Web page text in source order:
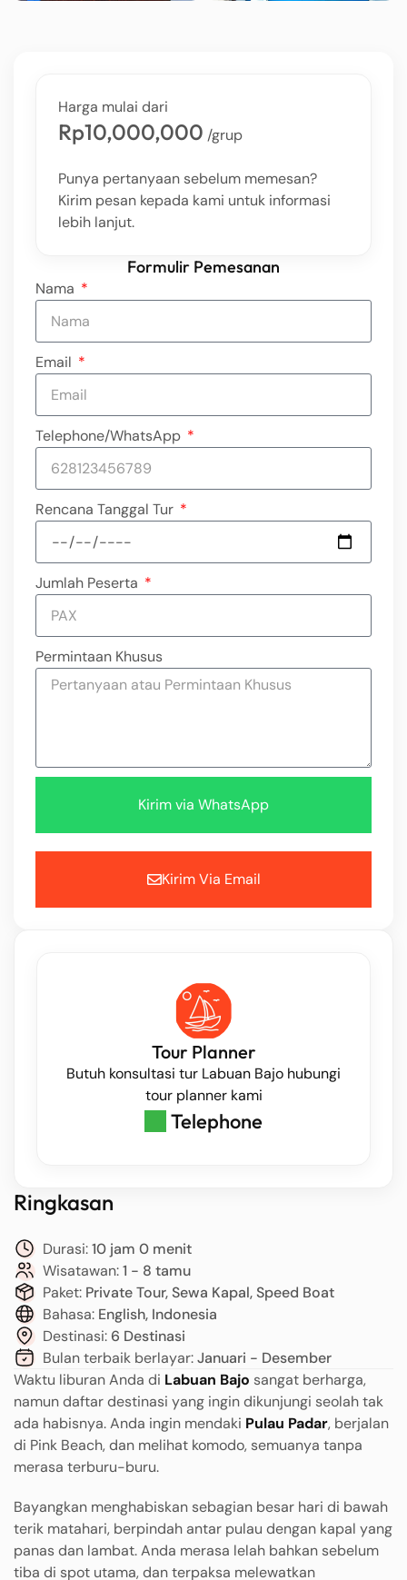
Ringkasan
Durasi:10 jam 0 menit
Wisatawan:1 - 8 tamu
Paket: Private Tour, Sewa Kapal, Speed Boat
Bahasa: English, Indonesia
Destinasi: 6 Destinasi
Bulan terbaik berlayar:Januari - Desember
Waktu liburan Anda di Labuan Bajo sangat berharga,
namun daftar destinasi yang ingin dikunjungi seolah tak
ada habisnya. Anda ingin mendaki Pulau Padar, berjalan
di Pink Beach, dan melihat komodo, semuanya tanpa
merasa terburu-buru.
Bayangkan menghabiskan sebagian besar hari di bawah
terik matahari, berpindah antar pulau dengan kapal yang
panas dan lambat. Anda merasa lelah bahkan sebelum
tiba di spot utama, dan terpaksa melewatkan
Harga mulai dari
Rp10,000,000 /grup
Punya pertanyaan sebelum memesan?
Kirim pesan kepada kami untuk informasi
lebih lanjut.
Formulir Pemesanan
Nama
Email
Telephone/WhatsApp
Rencana Tanggal Tur
Jumlah Peserta
Permintaan Khusus
Kirim via WhatsApp
Kirim Via Email
Tour Planner
Butuh konsultasi tur Labuan Bajo hubungi
tour planner kami
Telephone